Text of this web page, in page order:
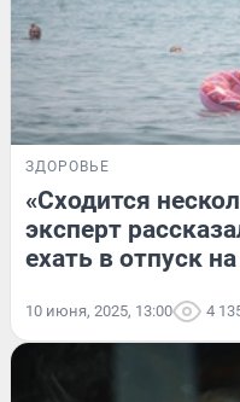
ЗДОРОВЬЕ
«Сходится
эксперт
ехать в отпуск
10 июня, 2025, 13:00 4